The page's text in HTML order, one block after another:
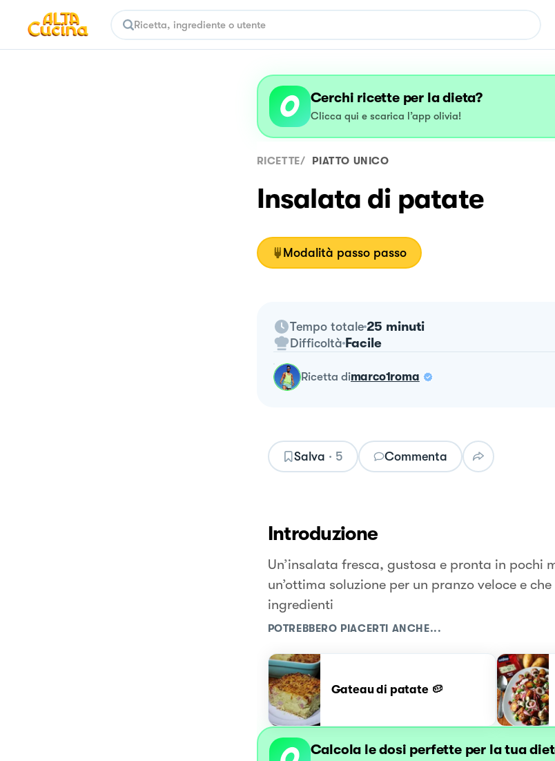
Cerchi ricette per la dieta?
Clicca qui e scarica l’app olivia!
RICETTE/ PIATTO UNICO
Insalata di patate
Modalità passo passo
Tempo totale 25 minuti
Difficoltà Facile
ricetta dimarco1roma
Salva · 5 Commenta
Introduzione
Un’insalata fresca, gustosa e pronta in pochi
un’ottima soluzione per un pranzo veloce e
ingredienti
POTREBBERO PIACERTI ANCHE...
Gateau di patate 🥔
Calcola le dosi perfette per la tua